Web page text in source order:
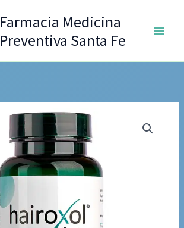
Farmacia Medicina
Preventiva Santa Fe